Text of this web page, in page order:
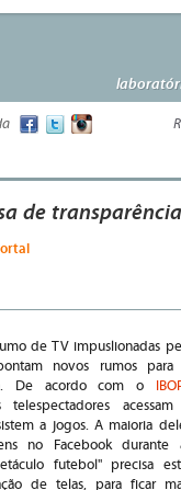
de
de TV impuslionadas
novos rumos
De acordo com o
acessam
a jogos. A maioria
no Facebook durante
futebol" precisa
de telas, para ficar